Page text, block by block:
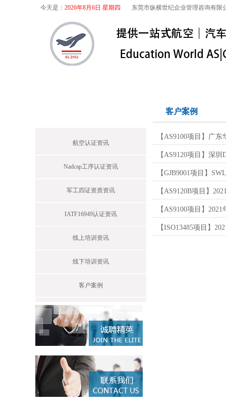
今天是： 2026年8月6日 星期四 东莞市纵横世纪企业管理咨询有限
航空认证资讯
Nadcap工序认证资讯
军工四证资质资讯
IATF16949认证资讯
线上培训资讯
线下培训资讯
客户案例
客户案例
【AS9100项目】广
【AS9120项目】深
【GJB9001项目】
【AS9120B项目】
【AS9100项目】
【ISO13485项目】